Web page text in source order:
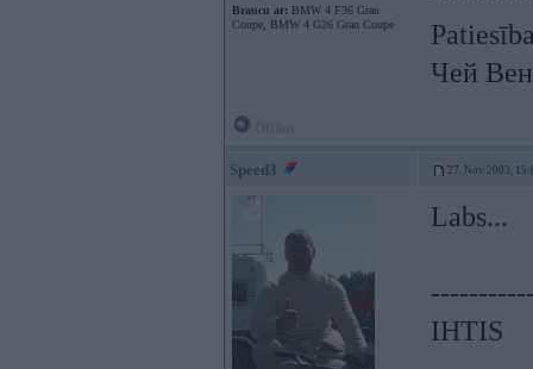
Braucu ar: BMW 4 F36 Gran
Coupe, BMW 4 G26 Gran Coupe
Чей
Speed3 27. Nov 2003,
Labs...
IHTIS